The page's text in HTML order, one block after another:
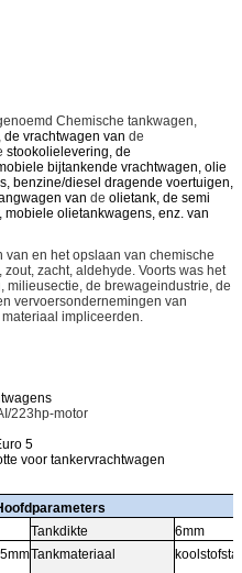
Chemische tankwagen,
vrachtwagen van de
stookolielevering, de
bijtankende vrachtwagen, olie
benzine/diesel dragende voertuigen,
van de olietank, de semi
mobiele olietankwagens, enz. van
en het opslaan van chemische
zacht, aldehyde. Voorts was het
milieusectie, de brewageindustrie, de
vervoersondernemingen van
impliceerden.
223hp-motor
5
voor tankervrachtwagen
Tankdikte
6mm
Tankmateriaal